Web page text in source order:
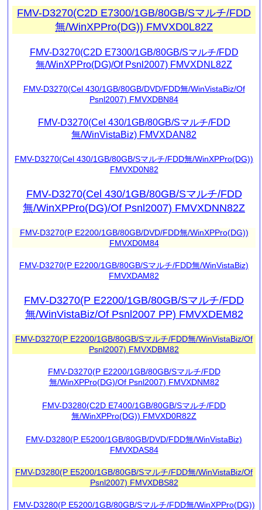
FMV-D3270(C2D E7300/1GB/80GB/Sマルチ/FDD
無/WinXPPro(DG)) FMVXD0L82Z
FMV-D3270(C2D E7300/1GB/80GB/Sマルチ/FDD
無/WinXPPro(DG)/Of Psnl2007) FMVXDNL82Z
FMV-D3270(Cel 430/1GB/80GB/DVD/FDD無/WinVistaBiz/Of
Psnl2007) FMVXDBN84
FMV-D3270(Cel 430/1GB/80GB/Sマルチ/FDD
無/WinVistaBiz) FMVXDAN82
FMV-D3270(Cel 430/1GB/80GB/Sマルチ/FDD無/WinXPPro(DG))
FMVXD0N82
FMV-D3270(Cel 430/1GB/80GB/Sマルチ/FDD
無/WinXPPro(DG)/Of Psnl2007) FMVXDNN82Z
FMV-D3270(P E2200/1GB/80GB/DVD/FDD無/WinXPPro(DG))
FMVXD0M84
FMV-D3270(P E2200/1GB/80GB/Sマルチ/FDD無/WinVistaBiz)
FMVXDAM82
FMV-D3270(P E2200/1GB/80GB/Sマルチ/FDD
無/WinVistaBiz/Of Psnl2007 PP) FMVXDEM82
FMV-D3270(P E2200/1GB/80GB/Sマルチ/FDD無/WinVistaBiz/Of
Psnl2007) FMVXDBM82
FMV-D3270(P E2200/1GB/80GB/Sマルチ/FDD
無/WinXPPro(DG)/Of Psnl2007) FMVXDNM82
FMV-D3280(C2D E7400/1GB/80GB/Sマルチ/FDD
無/WinXPPro(DG)) FMVXD0R82Z
FMV-D3280(P E5200/1GB/80GB/DVD/FDD無/WinVistaBiz)
FMVXDAS84
FMV-D3280(P E5200/1GB/80GB/Sマルチ/FDD無/WinVistaBiz/Of
Psnl2007) FMVXDBS82
FMV-D3280(P E5200/1GB/80GB/Sマルチ/FDD無/WinXPPro(DG))